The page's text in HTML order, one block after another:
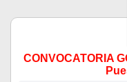
CONVOCATORIA